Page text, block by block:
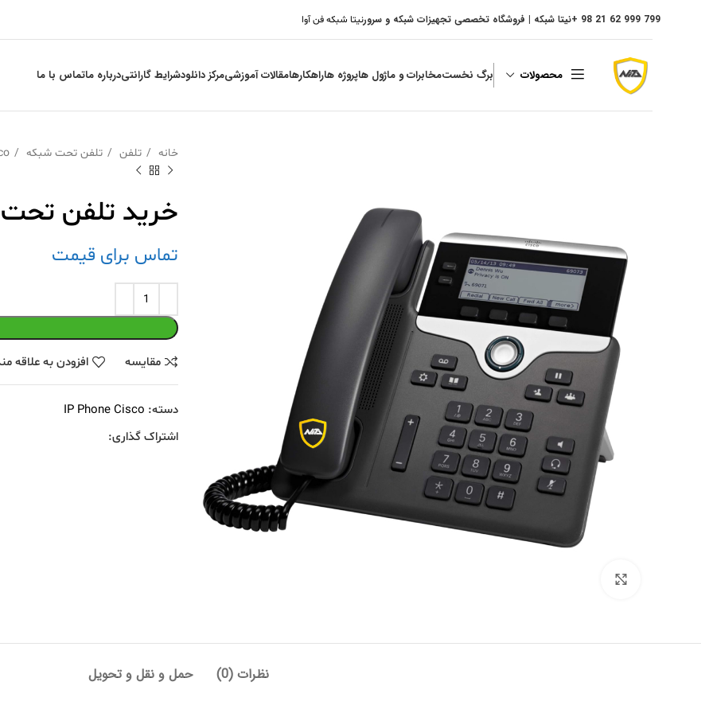
799 999 62 21 98 + نیتا شبکه | فروشگاه تخصصی تجهیزات شبکه و سرورنیتا شبکه فن آوا
محصولات برگ نخستمخابرات و ماژول هاپروژه هاراهکارهامقالات آموزشیمرکز دانلودشرایط گارانتیدرباره ماتماس با ما
خانه تلفن تلفن تحت شبکه
خرید تلفن تحت
تماس برای قیمت
مقايسه افزودن به علاقه
دسته: IP Phone Cisco
اشتراک گذاری:
نظرات (0) حمل و نقل و تحویل